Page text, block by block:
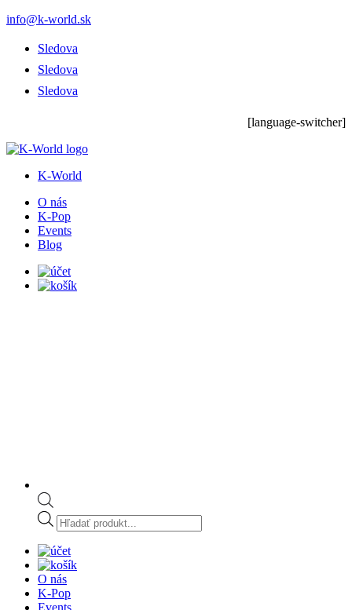
info@k-world.sk
Sledova
Sledova
Sledova
[language-switcher]
K-World
O nás
K-Pop
Events
Blog
Products
search
O nás
K-Pop
Events